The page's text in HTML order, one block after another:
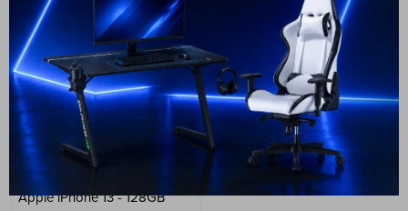
Apple iPhone 13 - 128GB
Tiendas